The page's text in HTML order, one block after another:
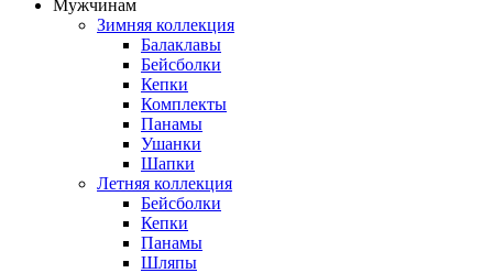
Мужчинам
Зимняя коллекция
Балаклавы
Бейсболки
Кепки
Комплекты
Панамы
Ушанки
Шапки
Летняя коллекция
Бейсболки
Кепки
Панамы
Шляпы